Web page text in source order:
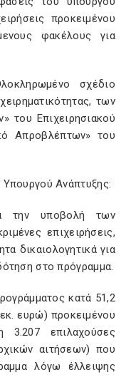
προκειμένου
φακέλους για
σχέδιο
των
του Επιχειρησιακού
Απροβλέπτων» του
Υπουργού Ανάπτυξης:
την υποβολή των
επιχειρήσεις,
δικαιολογητικά για
στο πρόγραμμα.
κατά 51,2
ευρώ) προκειμένου
3.207 επιλαχούσες
αιτήσεων) που
λόγω έλλειψης